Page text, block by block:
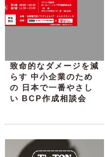
致命的なダメージを減
らす 中小企業のため
の 日本で一番やさし
い BCP作成相談会